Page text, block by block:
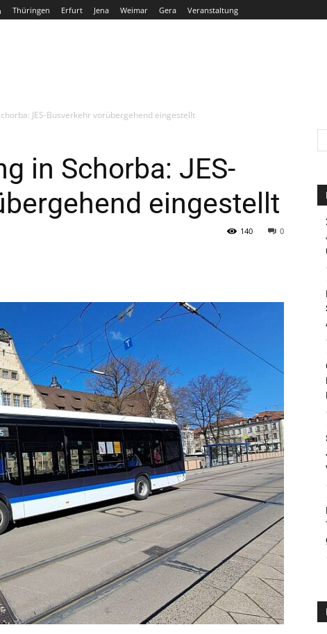
Thüringen Erfurt Jena Weimar Gera Veranstaltung
JES-Busverkehr vorübergehend eingestellt
in Schorba: JES-
eingestellt
0
140